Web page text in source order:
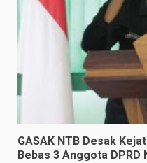
GASAK NTB Desak
Bebas 3 Anggota DPRD